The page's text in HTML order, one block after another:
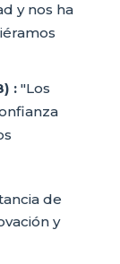
y nos ha
:"Los
de
y